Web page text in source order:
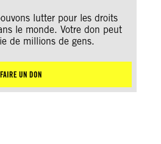
lutter pour les droits
le monde. Votre don peut
de millions de gens.
FAIRE UN DON